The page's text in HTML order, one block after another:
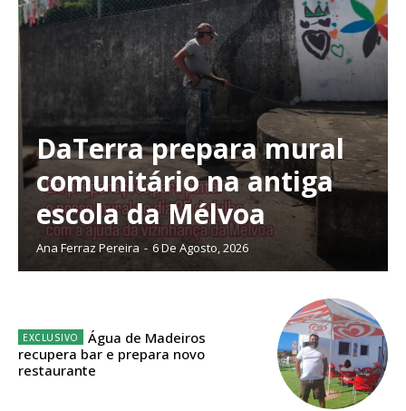
Planos de Assinatura
Faça-se assinante do Região de Cister e ajude-nos a manter este serviço
Sendo assinante terá acesso a todos os conteúdos exclusivos e versões
DaTerra prepara mural
comunitário na antiga
escola da Mélvoa
Ana Ferraz Pereira - 6 De Agosto, 2026
Água de Madeiros
recupera bar e prepara novo
restaurante